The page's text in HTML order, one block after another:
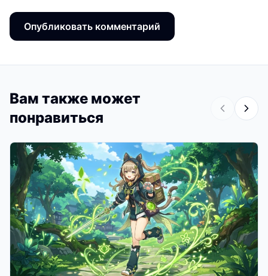
Вам также может
понравиться